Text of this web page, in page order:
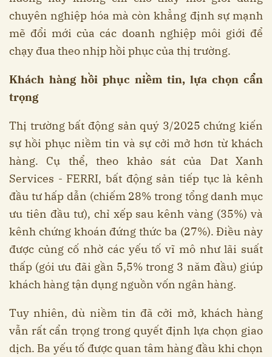
chuyên nghiệp hóa mà còn khẳng định sự mạnh
mẽ đổi mới của các doanh nghiệp môi giới để
chạy đua theo nhịp hồi phục của thị trường.
Khách hàng hồi phục niềm tin, lựa chọn cẩn
trọng
Thị trường bất động sản quý 3/2025 chứng kiến
sự hồi phục niềm tin và sự cởi mở hơn từ khách
hàng. Cụ thể, theo khảo sát của Dat Xanh
Services - FERRI, bất động sản tiếp tục là kênh
đầu tư hấp dẫn (chiếm 28% trong tổng danh mục
ưu tiên đầu tư), chỉ xếp sau kênh vàng (35%) và
kênh chứng khoán đứng thức ba (27%). Điều này
được củng cố nhờ các yếu tố vĩ mô như lãi suất
thấp (gói ưu đãi gần 5,5% trong 3 năm đầu) giúp
khách hàng tận dụng nguồn vốn ngân hàng.
Tuy nhiên, dù niềm tin đã cởi mở, khách hàng
vẫn rất cẩn trọng trong quyết định lựa chọn giao
dịch. Ba yếu tố được quan tâm hàng đầu khi chọn